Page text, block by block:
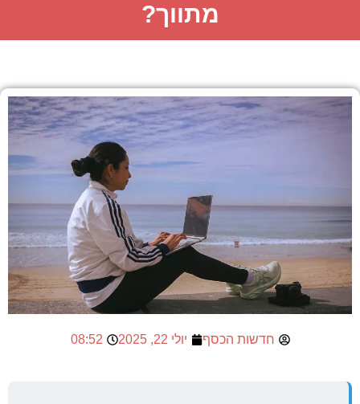
מתווך?
חדשות הכסף יולי 22, 2025 08:52